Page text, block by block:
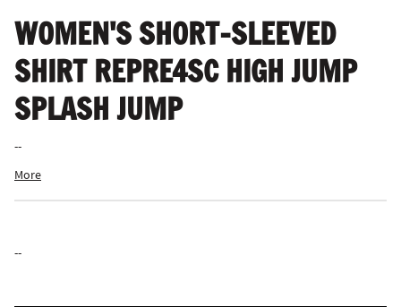
WOMEN'S SHORT-SLEEVED
SHIRT REPRE4SC HIGH JUMP
SPLASH JUMP
--
More
--